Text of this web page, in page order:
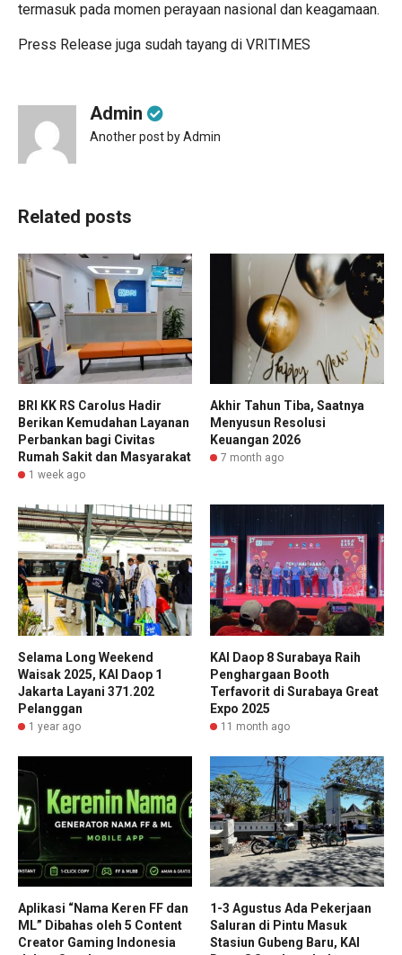
termasuk pada momen perayaan nasional dan keagamaan.
Press Release juga sudah tayang di VRITIMES
Admin
Another post by Admin
Related posts
BRI KK RS Carolus Hadir
Berikan Kemudahan Layanan
Perbankan bagi Civitas
Rumah Sakit dan Masyarakat
1 week ago
Akhir Tahun Tiba, Saatnya
Menyusun Resolusi
Keuangan 2026
7 month ago
Selama Long Weekend
Waisak 2025, KAI Daop 1
Jakarta Layani 371.202
Pelanggan
1 year ago
KAI Daop 8 Surabaya Raih
Penghargaan Booth
Terfavorit di Surabaya Great
Expo 2025
11 month ago
Aplikasi “Nama Keren FF dan
ML” Dibahas oleh 5 Content
Creator Gaming Indonesia
1-3 Agustus Ada Pekerjaan
Saluran di Pintu Masuk
Stasiun Gubeng Baru, KAI